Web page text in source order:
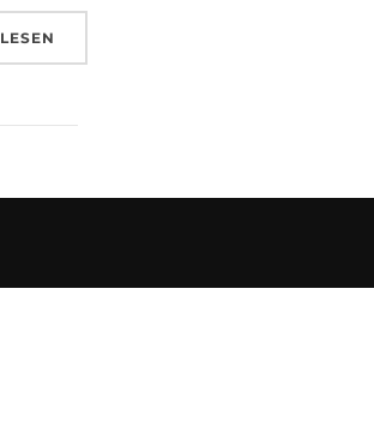
ÜBER „STADTMAGIE „EINE GEHEIME
LESEN